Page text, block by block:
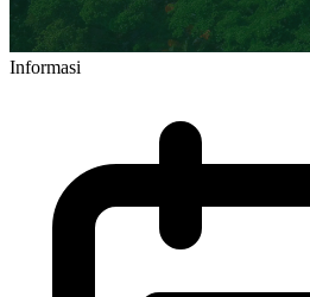
Informasi